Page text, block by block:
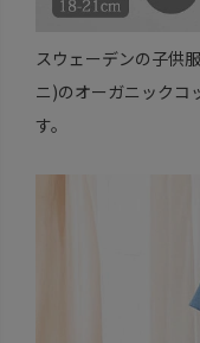
スウェーデンの子供
ニ)のオーガニックコ
す。